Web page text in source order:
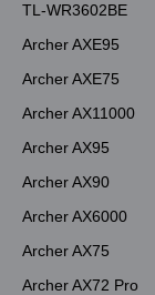
TL-WR3602BE
Archer AXE95
Archer AXE75
Archer AX11000
Archer AX95
Archer AX90
Archer AX6000
Archer AX75
Archer AX72 Pro